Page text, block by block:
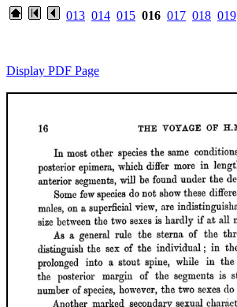
013 014 015 016 017 018 019
Display PDF Page